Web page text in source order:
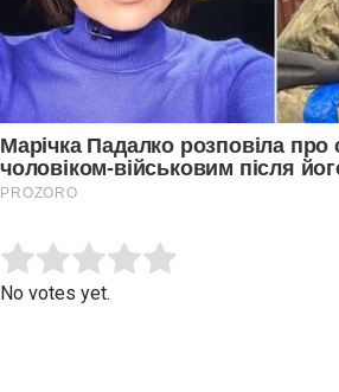
Rate this item:
No votes yet.